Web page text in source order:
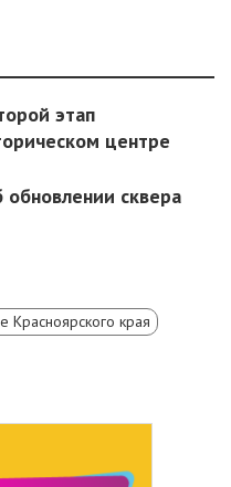
этап
центре
обновлении сквера
Красноярского края